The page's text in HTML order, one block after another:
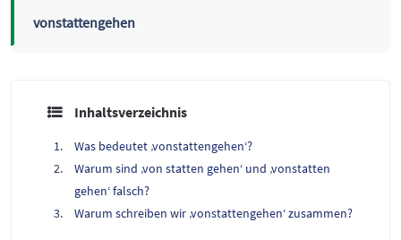
vonstattengehen
Inhaltsverzeichnis
Was bedeutet ‚vonstattengehen‘?
Warum sind ‚von statten gehen‘ und ‚vonstatten
gehen‘ falsch?
Warum schreiben wir ‚vonstattengehen‘ zusammen?